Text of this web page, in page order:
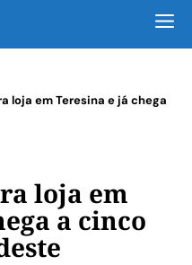
loja em Teresina e já chega
loja em
a cinco